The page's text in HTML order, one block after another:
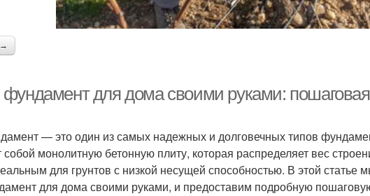
→
для дома своими руками: пошаговая
— это один из самых надежных и долговечных типов
собой монолитную бетонную плиту, которая распределяет вес
для грунтов с низкой несущей способностью. В этой статье
для дома своими руками, и предоставим подробную